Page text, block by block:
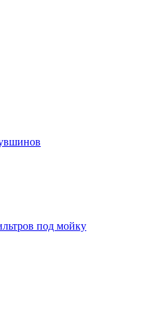
под мойку